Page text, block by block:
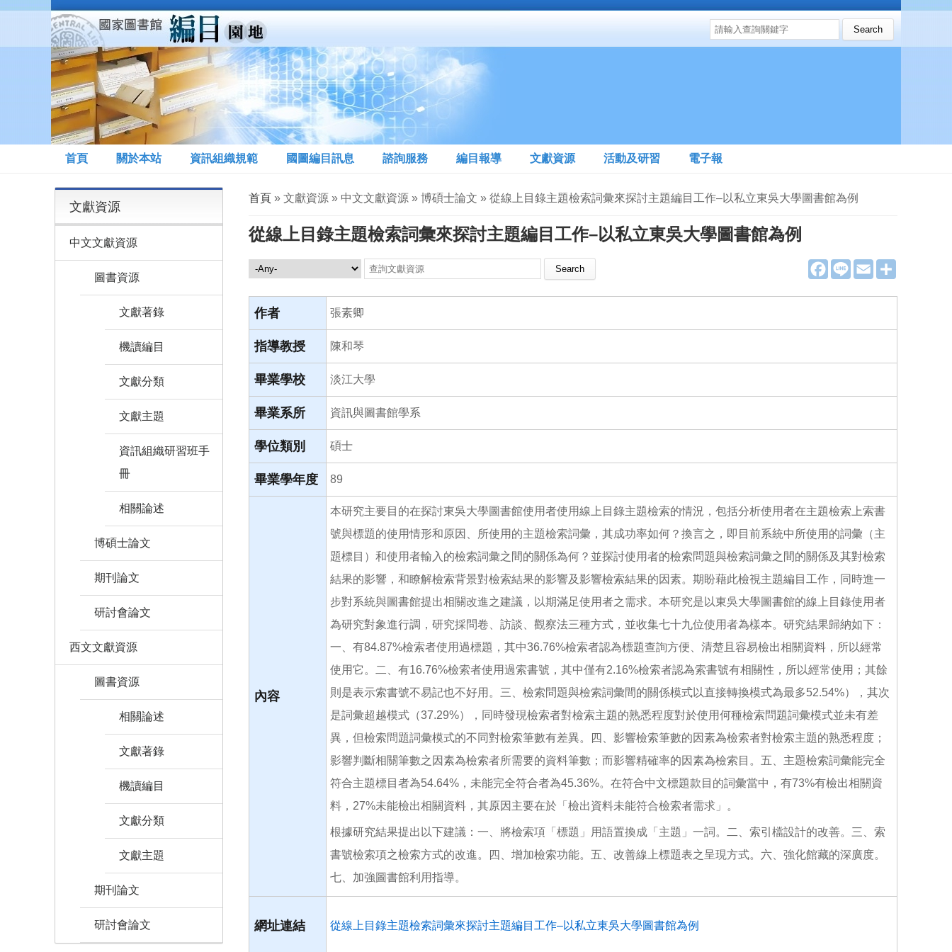
移至主內容
搜尋表單
Search this site
首頁 關於本站 資訊組織規範 國圖編目訊息 諮詢服務 編目報導 文獻資源 活動及研習 電子報
您在這裡
首頁» 文獻資源 » 中文文獻資源 » 博碩士論文 » 從線上目錄主題檢索詞彙來探討主題編目工作–以私立東吳大學圖書館為例
從線上目錄主題檢索詞彙來探討主題編目工作–以私立東吳大學圖書館為例
F
a
e
o
L
e
E
m
i
文獻資源 Search this site
作者 張素卿
指導教授 陳和琴
畢業學校 淡江大學
畢業系所 資訊與圖書館學系
學位類別 碩士
畢業學年度 89
內容
本研究主要目的在探討東吳大學圖書館使用者使用線上目錄主題檢索的情況，包括分析使用者在主題檢索上索書
號與標題的使用情形和原因、所使用的主題檢索詞彙，其成功率如何？換言之，即目前系統中所使用的詞彙（主
題標目）和使用者輸入的檢索詞彙之間的關係為何？並探討使用者的檢索問題與檢索詞彙之間的關係及其對檢索
結果的影響，和瞭解檢索背景對檢索結果的影響及影響檢索結果的因素。期盼藉此檢視主題編目工作，同時進一
步對系統與圖書館提出相關改進之建議，以期滿足使用者之需求。本研究是以東吳大學圖書館的線上目錄使用者
為研究對象進行調，研究採問卷、訪談、觀察法三種方式，並收集七十九位使用者為樣本。研究結果歸納如下：
一、有84.87%檢索者使用過標題，其中36.76%檢索者認為標題查詢方便、清楚且容易檢出相關資料，所以經常
使用它。二、有16.76%檢索者使用過索書號，其中僅有2.16%檢索者認為索書號有相關性，所以經常使用；其餘
則是表示索書號不易記也不好用。三、檢索問題與檢索詞彙間的關係模式以直接轉換模式為最多52.54%），其次
是詞彙超越模式（37.29%），同時發現檢索者對檢索主題的熟悉程度對於使用何種檢索問題詞彙模式並未有差
異，但檢索問題詞彙模式的不同對檢索筆數有差異。四、影響檢索筆數的因素為檢索者對檢索主題的熟悉程度；
影響判斷相關筆數之因素為檢索者所需要的資料筆數；而影響精確率的因素為檢索目。五、主題檢索詞彙能完全
符合主題標目者為54.64%，未能完全符合者為45.36%。在符合中文標題款目的詞彙當中，有73%有檢出相關資
料，27%未能檢出相關資料，其原因主要在於「檢出資料未能符合檢索者需求」。
根據研究結果提出以下建議：一、將檢索項「標題」用語置換成「主題」一詞。二、索引檔設計的改善。三、索
書號檢索項之檢索方式的改進。四、增加檢索功能。五、改善線上標題表之呈現方式。六、強化館藏的深廣度。
七、加強圖書館利用指導。
網址連結 從線上目錄主題檢索詞彙來探討主題編目工作–以私立東吳大學圖書館為例
文獻資源
中文文獻資源
圖書資源
文獻著錄
機讀編目
文獻分類
文獻主題
資訊組織研習班手
冊
相關論述
博碩士論文
期刊論文
研討會論文
西文文獻資源
圖書資源
相關論述
文獻著錄
機讀編目
文獻分類
文獻主題
期刊論文
研討會論文